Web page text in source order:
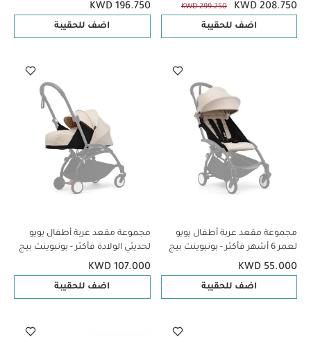
KWD 208.750
KWD 299.250
اضف للحقيبة
KWD 196.750
اضف للحقيبة
مجموعة مقعد عربة أطفال يويو
لعمر 6 أشهر فأكثر - بونبوينت بيج
KWD 55.000
اضف للحقيبة
مجموعة مقعد عربة أطفال يويو
لحديثي الولادة فأكثر - بونبوينت بيج
KWD 107.000
اضف للحقيبة